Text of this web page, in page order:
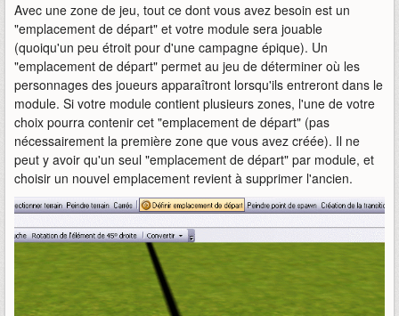
Avec une zone de jeu, tout ce dont vous avez besoin est un
"emplacement de départ" et votre module sera jouable
(quoiqu'un peu étroit pour d'une campagne épique). Un
"emplacement de départ" permet au jeu de déterminer où les
personnages des joueurs apparaîtront lorsqu'ils entreront dans le
module. Si votre module contient plusieurs zones, l'une de votre
choix pourra contenir cet "emplacement de départ" (pas
nécessairement la première zone que vous avez créée). Il ne
peut y avoir qu'un seul "emplacement de départ" par module, et
choisir un nouvel emplacement revient à supprimer l'ancien.